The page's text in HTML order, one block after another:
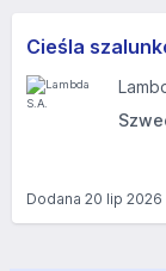
Cieśla
Dodana 20 lip 2026